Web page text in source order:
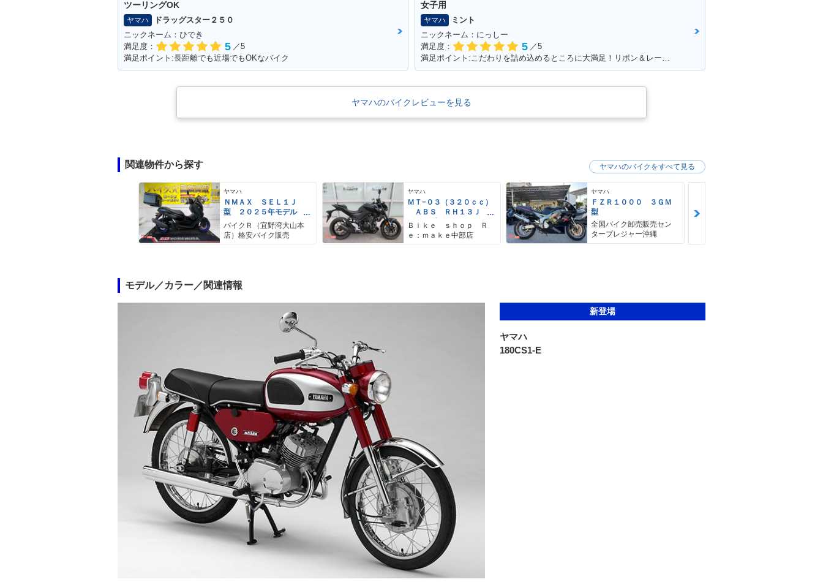
ツーリングOK
ヤマハ
ドラッグスター２５０
ニックネーム：ひでき
満足度：
5 ／5
満足ポイント:長距離でも近場でもOKなバイク
女子用
ヤマハ
ミント
ニックネーム：にっしー
満足度：
5 ／5
満足ポイント:こだわりを詰め込めるところに大満足！リボン＆レースの生地のシートがポイント！ ※今回のイベントでの撮影は、積載車等で移動をしており、 公道の走行はしておりません。
ヤマハのバイクレビューを見る
関連物件から探す
ヤマハ
ＮＭＡＸ ＳＥＬ１Ｊ
型 ２０２５年モデル
ＡＢＳ キーレス リア
キャリア リアＢＯＸ
バイクＲ（宜野湾大山本
店）格安バイク販売
ヤマハ
ＭＴ−０３（３２０ｃｃ）
ＡＢＳ ＲＨ１３Ｊ
グリップヒーター タイ
プＣ充電器
Ｂｉｋｅ ｓｈｏｐ Ｒ
ｅ：ｍａｋｅ中部店
ヤマハ
ＦＺＲ１０００ ３ＧＭ
型
全国バイク卸売販売セン
タープレジャー沖縄
ヤマハのバイクをすべて見る
モデル／カラー／関連情報
新登場
ヤマハ
180CS1-E